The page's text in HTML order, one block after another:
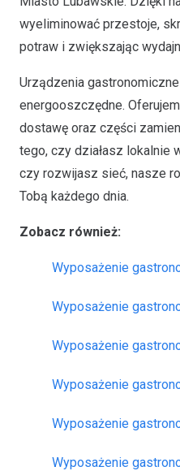
wyeliminować przestoje,
potraw i zwiększając
Urządzenia
energooszczędne.
dostawę oraz części
tego, czy działasz lokalnie
czy rozwijasz sieć, nasze
Tobą każdego dnia.
Zobacz również:
Wyposażenie
Wyposażenie
Wyposażenie
Wyposażenie
Wyposażenie
Wyposażenie